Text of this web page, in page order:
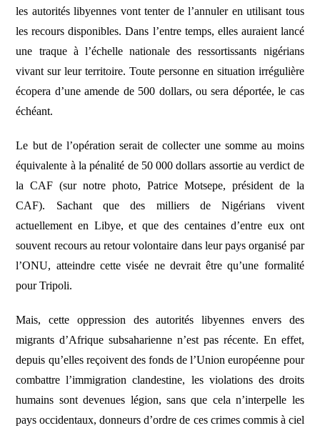
les autorités libyennes vont tenter de l’annuler en utilisant tous
les recours disponibles. Dans l’entre temps, elles auraient lancé
une traque à l’échelle nationale des ressortissants nigérians
vivant sur leur territoire. Toute personne en situation irrégulière
écopera d’une amende de 500 dollars, ou sera déportée, le cas
échéant.
Le but de l’opération serait de collecter une somme au moins
équivalente à la pénalité de 50 000 dollars assortie au verdict de
la CAF (sur notre photo, Patrice Motsepe, président de la
CAF). Sachant que des milliers de Nigérians vivent
actuellement en Libye, et que des centaines d’entre eux ont
souvent recours au retour volontaire dans leur pays organisé par
l’ONU, atteindre cette visée ne devrait être qu’une formalité
pour Tripoli.
Mais, cette oppression des autorités libyennes envers des
migrants d’Afrique subsaharienne n’est pas récente. En effet,
depuis qu’elles reçoivent des fonds de l’Union européenne pour
combattre l’immigration clandestine, les violations des droits
humains sont devenues légion, sans que cela n’interpelle les
pays occidentaux, donneurs d’ordre de ces crimes commis à ciel